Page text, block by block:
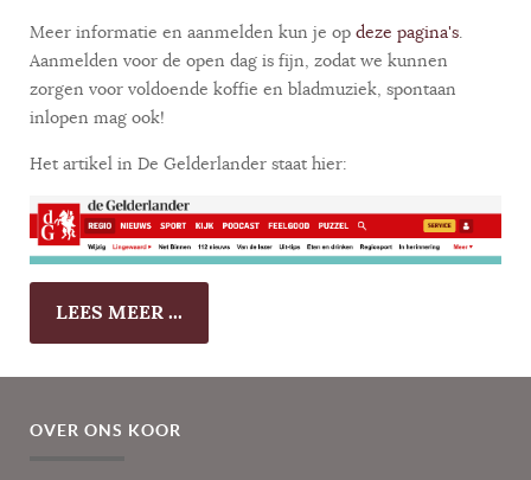
Meer informatie en aanmelden kun je op deze pagina's.
Aanmelden voor de open dag is fijn, zodat we kunnen
zorgen voor voldoende koffie en bladmuziek, spontaan
inlopen mag ook!
Het artikel in De Gelderlander staat hier:
LEES MEER ...
OVER ONS KOOR